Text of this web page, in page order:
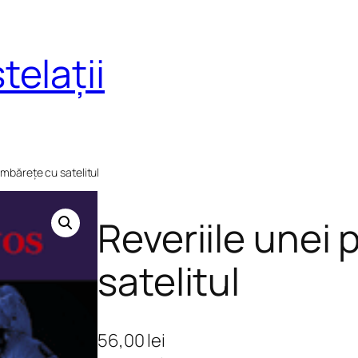
cu satelitul
Reveriile unei
satelitul
56,00lei